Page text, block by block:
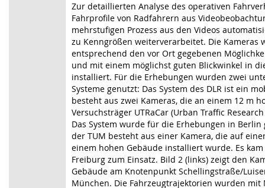
Zur detaillierten Analyse des operativen
Fahrprofile von Radfahrern aus
mehrstufigen Prozess aus den Videos
zu Kenngrößen weiterverarbeitet. Die Kameras
entsprechend den vor Ort gegebenen
und mit einem möglichst guten Blickwinkel in
installiert. Für die Erhebungen wurden zwei
Systeme genutzt: Das System des DLR ist ein
besteht aus zwei Kameras, die an einem 12 m
Versuchsträger UTRaCar (Urban Traffic
Das System wurde für die Erhebungen in Berlin
der TUM besteht aus einer Kamera, die auf
einem hohen Gebäude installiert wurde. Es
Freiburg zum Einsatz. Bild 2 (links) zeigt den
Gebäude am Knotenpunkt Schellingstraße/
München. Die Fahrzeugtrajektorien wurden mit